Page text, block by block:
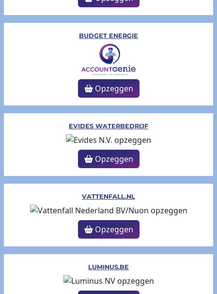
BUDGET ENERGIE
Opzeggen
EVIDES WATERBEDRIJF
Opzeggen
VATTENFALL.NL
Opzeggen
LUMINUS.BE